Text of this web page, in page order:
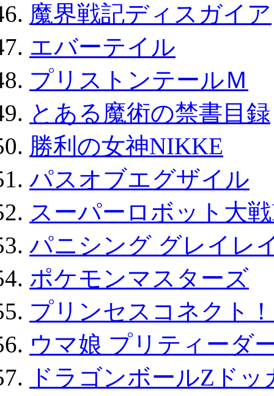
魔界戦記ディスガイア
エバーテイル
プリストンテールＭ
とある魔術の禁書目録
勝利の女神NIKKE
パスオブエグザイル
スーパーロボット大
パニシング グレイレ
ポケモンマスターズ
プリンセスコネクト
ウマ娘 プリティーダ
ドラゴンボールZド